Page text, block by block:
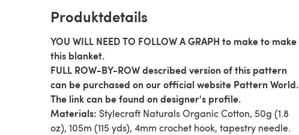
Produktdetails
YOU WILL NEED TO FOLLOW A GRAPH to make to make
this blanket.
FULL ROW-BY-ROW described version of this pattern
can be purchased on our official website Pattern World.
The link can be found on designer's profile.
Materials: Stylecraft Naturals Organic Cotton, 50g (1.8
oz), 105m (115 yds), 4mm crochet hook, tapestry needle.